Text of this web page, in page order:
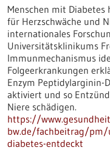
Menschen mit
für Herzschwäche und
internationales
Universitätsklinikums
Immunmechanismus
Folgeerkrankungen
Enzym Peptidylarginin-
aktiviert und so
Niere schädigen.
https://
bw.de/fachbeitrag/pm/
diabetes-entdeckt